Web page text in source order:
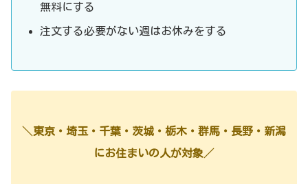
無料にする
注文する必要がない週はお休みをする
＼東京・埼玉・千葉・茨城・栃木・群馬・長野・新潟
にお住まいの人が対象／